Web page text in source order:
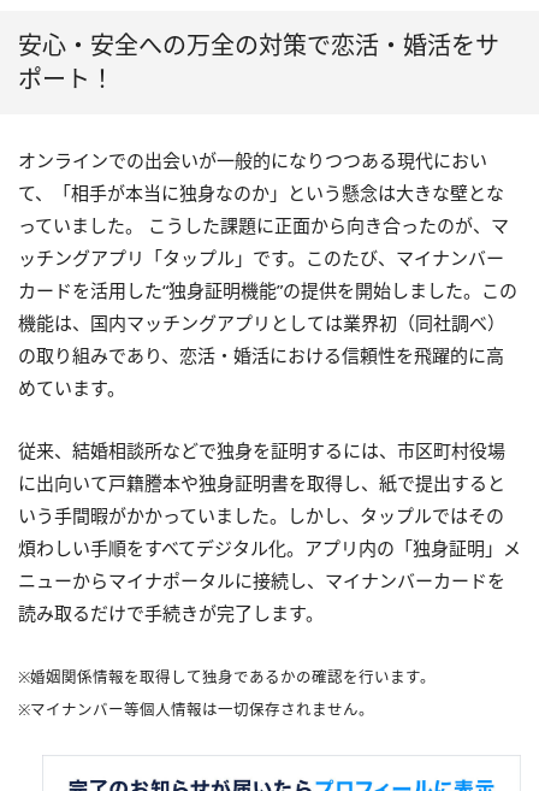
安心・安全への万全の対策で恋活・婚活をサ
ポート！
オンラインでの出会いが一般的になりつつある現代におい
て、「相手が本当に独身なのか」という懸念は大きな壁とな
っていました。 こうした課題に正面から向き合ったのが、マ
ッチングアプリ「タップル」です。このたび、マイナンバー
カードを活用した“独身証明機能”の提供を開始しました。この
機能は、国内マッチングアプリとしては業界初（同社調べ）
の取り組みであり、恋活・婚活における信頼性を飛躍的に高
めています。
従来、結婚相談所などで独身を証明するには、市区町村役場
に出向いて戸籍謄本や独身証明書を取得し、紙で提出すると
いう手間暇がかかっていました。しかし、タップルではその
煩わしい手順をすべてデジタル化。アプリ内の「独身証明」メ
ニューからマイナポータルに接続し、マイナンバーカードを
読み取るだけで手続きが完了します。
※婚姻関係情報を取得して独身であるかの確認を行います。
※マイナンバー等個人情報は一切保存されません。